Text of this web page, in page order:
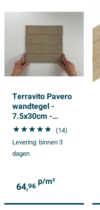
Terravito Pavero
wandtegel -
7.5x30cm -
Rechthoek -
8.6mm - Vision
glans
(14)
Levering:binnen 3
dagen
64,96 p/m²